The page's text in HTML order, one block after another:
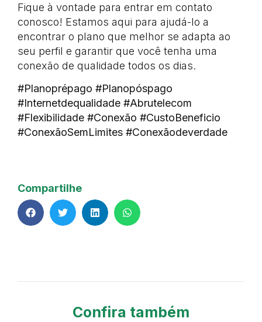
Fique à vontade para entrar em contato
conosco! Estamos aqui para ajudá-lo a
encontrar o plano que melhor se adapta ao
seu perfil e garantir que você tenha uma
conexão de qualidade todos os dias.
#Planoprépago #Planopóspago
#Internetdequalidade #Abrutelecom
#Flexibilidade #Conexão #CustoBeneficio
#ConexãoSemLimites #Conexãodeverdade
Compartilhe
Confira também